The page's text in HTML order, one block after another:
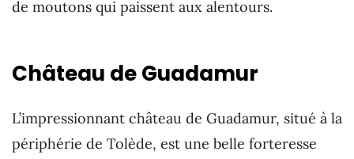
de moutons qui paissent aux alentours.
Château de Guadamur
L’impressionnant château de Guadamur, situé à la
périphérie de Tolède, est une belle forteresse